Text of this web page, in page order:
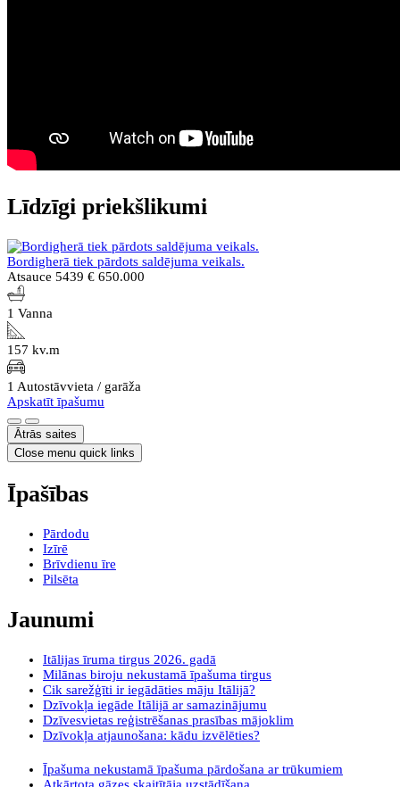
Līdzīgi priekšlikumi
Bordigherā tiek pārdots saldējuma veikals.
Atsauce 5439 € 650.000
1 Vanna
157 kv.m
1 Autostāvvieta / garāža
Apskatīt īpašumu
Ātrās saites
Close menu quick links
Īpašības
Pārdodu
Izīrē
Brīvdienu īre
Pilsēta
Jaunumi
Itālijas īruma tirgus 2026. gadā
Milānas biroju nekustamā īpašuma tirgus
Cik sarežģīti ir iegādāties māju Itālijā?
Dzīvokļa iegāde Itālijā ar samazinājumu
Dzīvesvietas reģistrēšanas prasības mājoklim
Dzīvokļa atjaunošana: kādu izvēlēties?
Īpašuma nekustamā īpašuma pārdošana ar trūkumiem